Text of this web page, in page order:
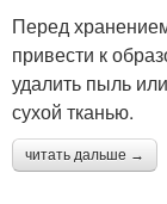
Перед
привести к
удалить пыль
сухой тканью.
читать дальше →